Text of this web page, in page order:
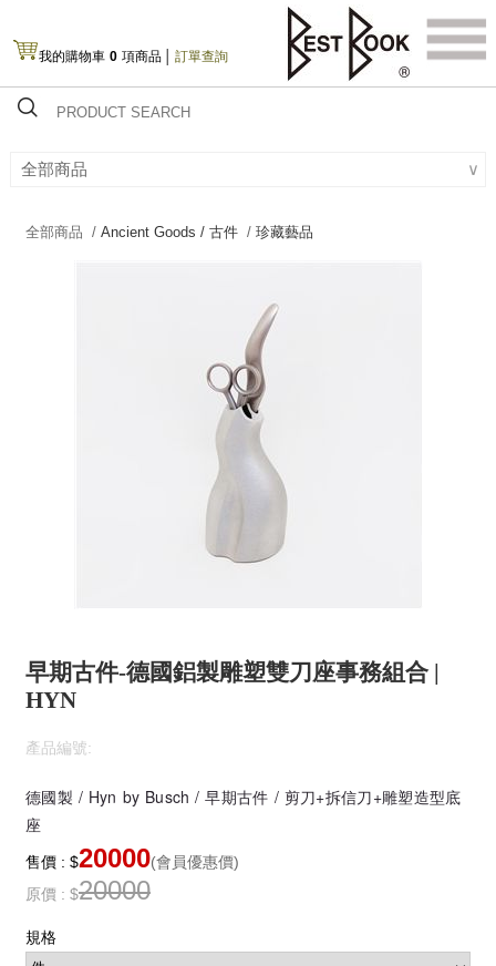
我的購物車 0 項商品 訂單查詢
全部商品 ∨
全部商品 / Ancient Goods / 古件/ 珍藏藝品
早期古件-德國鋁製雕塑雙刀座事務組合 |
HYN
產品編號:
德國製 / Hyn by Busch / 早期古件 / 剪刀+拆信刀+雕塑造型底
座
售價 : $20000(會員優惠價)
原價 : $20000
規格